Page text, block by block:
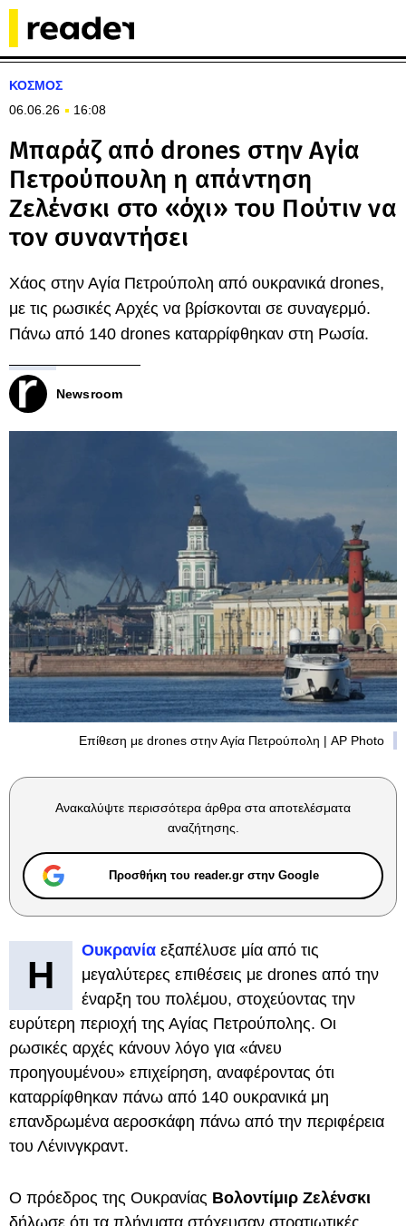
ΚΟΣΜΟΣ
06.06.26
16:08
Μπαράζ από drones στην Αγία
Πετρούπουλη η απάντηση
Ζελένσκι στο «όχι» του Πούτιν να
τον συναντήσει
Χάος στην Αγία Πετρούπολη από ουκρανικά drones,
με τις ρωσικές Αρχές να βρίσκονται σε συναγερμό.
Πάνω από 140 drones καταρρίφθηκαν στη Ρωσία.
Newsroom
Επίθεση με drones στην Αγία Πετρούπολη | AP Photo
Ανακαλύψτε περισσότερα άρθρα στα αποτελέσματα
αναζήτησης.
Προσθήκη του reader.gr στην Google
Η
Ουκρανία εξαπέλυσε μία από τις
μεγαλύτερες επιθέσεις με drones από την
έναρξη του πολέμου, στοχεύοντας την
ευρύτερη περιοχή της Αγίας Πετρούπολης. Οι
ρωσικές αρχές κάνουν λόγο για «άνευ
προηγουμένου» επιχείρηση, αναφέροντας ότι
καταρρίφθηκαν πάνω από 140 ουκρανικά μη
επανδρωμένα αεροσκάφη πάνω από την περιφέρεια
του Λένινγκραντ.
Ο πρόεδρος της Ουκρανίας Βολοντίμιρ Ζελένσκι
δήλωσε ότι τα πλήγματα στόχευσαν στρατιωτικές